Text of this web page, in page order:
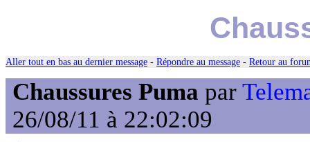
Aller tout en bas au dernier message - Répondre au message - Retour au
Chaussures Puma par
26/08/11 à 22:02:09